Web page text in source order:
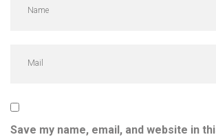
Save my name, email, and website in